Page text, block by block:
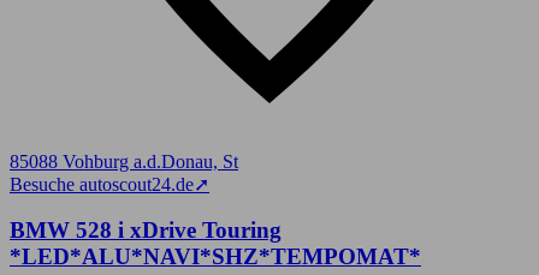
85088 Vohburg a.d.Donau, St
Besuche autoscout24.de➚
BMW 528 i xDrive Touring
*LED*ALU*NAVI*SHZ*TEMPOMAT*